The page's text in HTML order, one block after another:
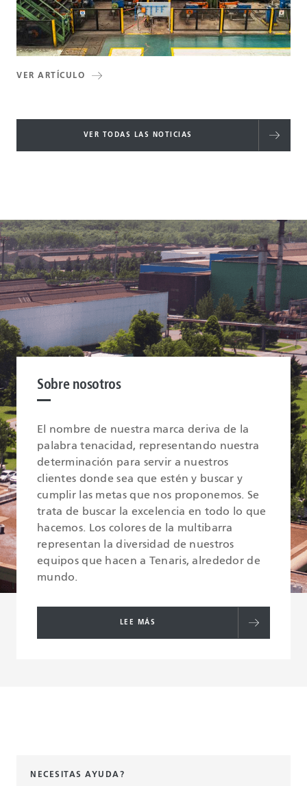
VER ARTÍCULO
VER TODAS LAS NOTICIAS
Sobre nosotros
El nombre de nuestra marca deriva de la
palabra tenacidad, representando nuestra
determinación para servir a nuestros
clientes donde sea que estén y buscar y
cumplir las metas que nos proponemos. Se
trata de buscar la excelencia en todo lo que
hacemos. Los colores de la multibarra
representan la diversidad de nuestros
equipos que hacen a Tenaris, alrededor de
mundo.
LEE MÁS
NECESITAS AYUDA?